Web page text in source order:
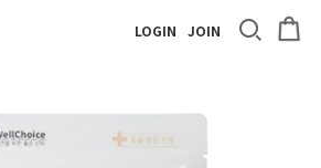
LOGIN JOIN